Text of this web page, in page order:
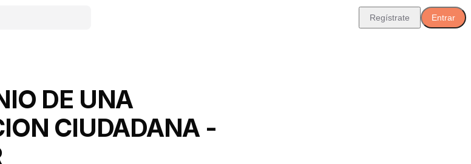
Regístrate Entrar
DE UNA
CIUDADANA -